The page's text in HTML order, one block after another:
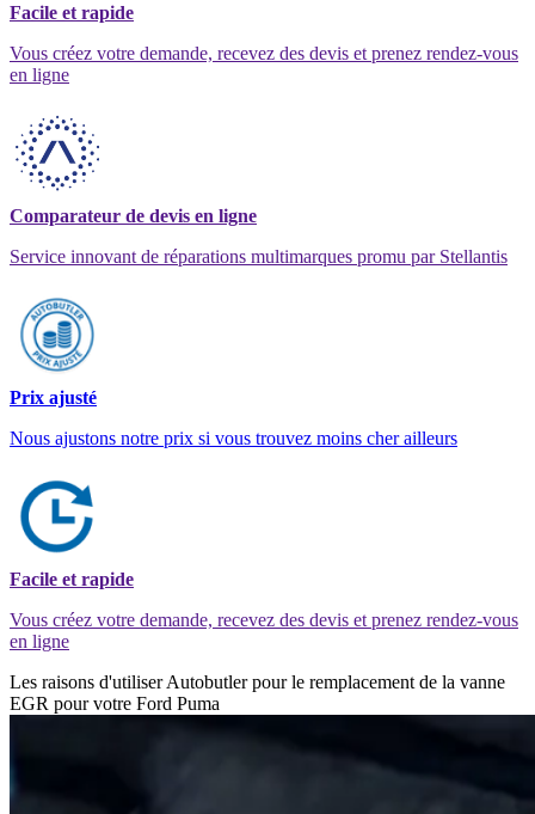
Facile et rapide
Vous créez votre demande, recevez des devis et prenez rendez-vous
en ligne
Comparateur de devis en ligne
Service innovant de réparations multimarques promu par Stellantis
Prix ajusté
Nous ajustons notre prix si vous trouvez moins cher ailleurs
Facile et rapide
Vous créez votre demande, recevez des devis et prenez rendez-vous
en ligne
Les raisons d'utiliser Autobutler pour le remplacement de la vanne
EGR pour votre Ford Puma